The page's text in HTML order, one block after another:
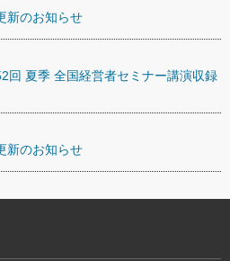
新のお知らせ
回 夏季 全国経営者セミナー講演収録
新のお知らせ